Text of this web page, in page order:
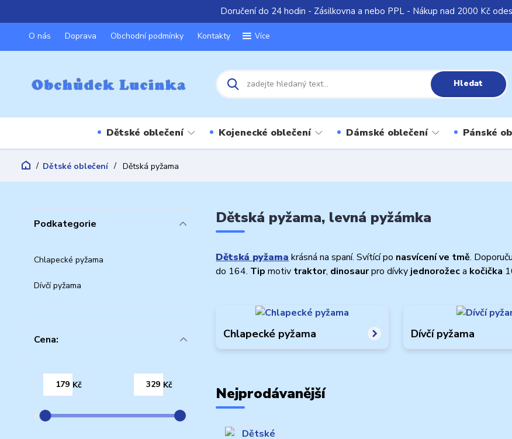
Doručení do 24 hodin - Zásilkovna a nebo PPL - Nákup nad 2000 Kč
O nás Doprava Obchodní podmínky Kontakty Více
Hledat
Dětské oblečení Kojenecké oblečení Dámské oblečení Pánské
Dětské oblečení Dětská pyžama
Dětská pyžama, levná pyžámka
Dětská pyžama krásná na spaní. Svítící po nasvícení ve tmě.
do 164. Tip motiv traktor, dinosaurpro dívky jednorožeca kočička
Chlapecké pyžama Dívčí pyžama
Nejprodávanější
Podkategorie
Chlapecké pyžama
Dívčí pyžama
Cena:
Kč Kč